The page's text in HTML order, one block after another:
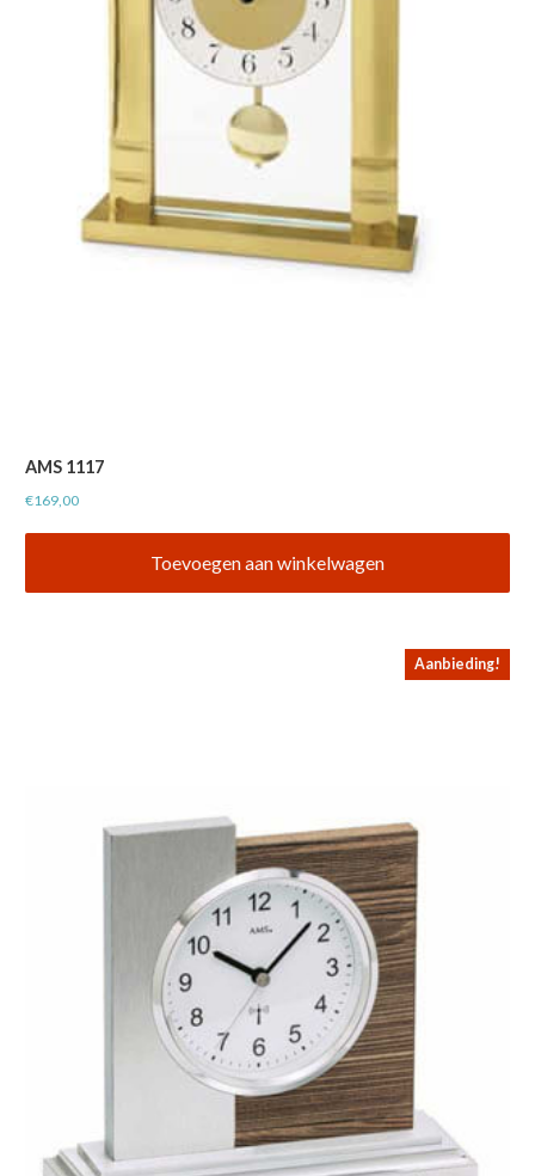
AMS 1117
€169,00
Toevoegen aan winkelwagen
Aanbieding!